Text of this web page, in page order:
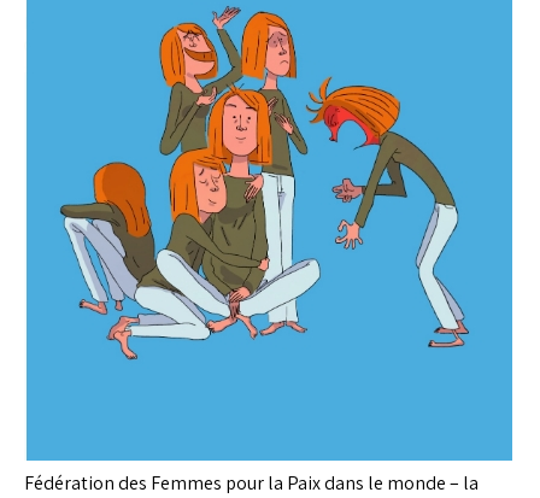
Fédération des Femmes pour la Paix dans le monde – la